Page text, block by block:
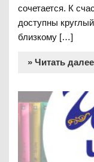
сочетается. К
доступны
близкому […]
» Читать далее